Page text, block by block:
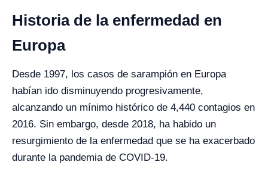
Historia de la enfermedad en
Europa
Desde 1997, los casos de sarampión en Europa
habían ido disminuyendo progresivamente,
alcanzando un mínimo histórico de 4,440 contagios en
2016. Sin embargo, desde 2018, ha habido un
resurgimiento de la enfermedad que se ha exacerbado
durante la pandemia de COVID-19.